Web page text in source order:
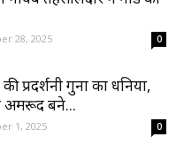
28, 2025 0
प्रदर्शनी गुना का धनिया,
अमरूद बने...
1, 2025 0